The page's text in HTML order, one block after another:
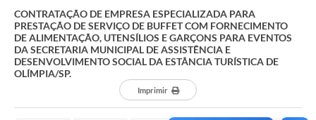
CONTRATAÇÃO DE EMPRESA ESPECIALIZADA PARA
PRESTAÇÃO DE SERVIÇO DE BUFFET COM FORNECIMENTO
DE ALIMENTAÇÃO, UTENSÍLIOS E GARÇONS PARA EVENTOS
DA SECRETARIA MUNICIPAL DE ASSISTÊNCIA E
DESENVOLVIMENTO SOCIAL DA ESTÂNCIA TURÍSTICA DE
OLÍMPIA/SP.
Imprimir